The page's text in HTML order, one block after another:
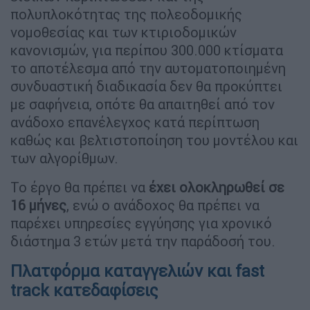
πολυπλοκότητας της πολεοδομικής
νομοθεσίας και των κτιριοδομικών
κανονισμών, για περίπου 300.000 κτίσματα
το αποτέλεσμα από την αυτοματοποιημένη
συνδυαστική διαδικασία δεν θα προκύπτει
με σαφήνεια, οπότε θα απαιτηθεί από τον
ανάδοχο επανέλεγχος κατά περίπτωση
καθώς και βελτιστοποίηση του μοντέλου και
των αλγορίθμων.
Το έργο θα πρέπει να έχει ολοκληρωθεί σε
16 μήνες, ενώ ο ανάδοχος θα πρέπει να
παρέχει υπηρεσίες εγγύησης για χρονικό
διάστημα 3 ετών μετά την παράδοσή του.
Πλατφόρμα καταγγελιών και fast
track κατεδαφίσεις